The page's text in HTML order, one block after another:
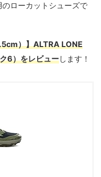
ローカットシューズで
）】ALTRA LONE
6）をレビューします！